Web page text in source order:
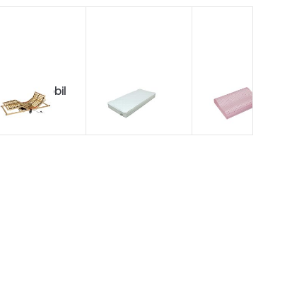
Double mobil
T5
chránič
Domestic
Paris Herbal